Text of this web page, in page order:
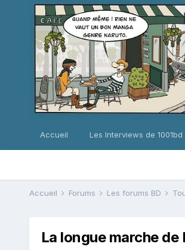
Accueil Les Interviews de 1001bd
Accueil Forums Les forums BD
La longue marche